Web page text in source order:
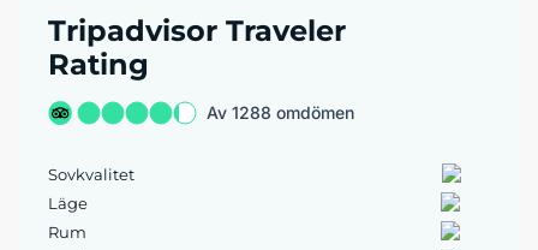
Tripadvisor Traveler
Rating
Av 1288 omdömen
Sovkvalitet
Läge
Rum